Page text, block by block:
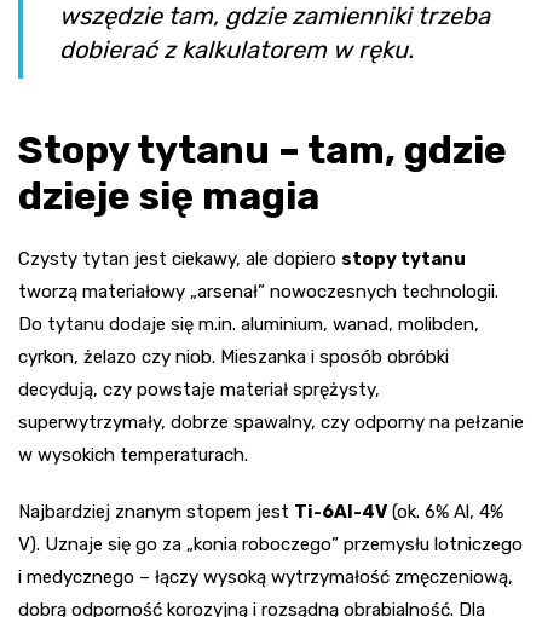
wszędzie tam, gdzie zamienniki trzeba
dobierać z kalkulatorem w ręku.
Stopy tytanu – tam, gdzie
dzieje się magia
Czysty tytan jest ciekawy, ale dopiero stopy tytanu
tworzą materiałowy „arsenał” nowoczesnych technologii.
Do tytanu dodaje się m.in. aluminium, wanad, molibden,
cyrkon, żelazo czy niob. Mieszanka i sposób obróbki
decydują, czy powstaje materiał sprężysty,
superwytrzymały, dobrze spawalny, czy odporny na pełzanie
w wysokich temperaturach.
Najbardziej znanym stopem jest Ti-6Al-4V (ok. 6% Al, 4%
V). Uznaje się go za „konia roboczego” przemysłu lotniczego
i medycznego – łączy wysoką wytrzymałość zmęczeniową,
dobrą odporność korozyjną i rozsądną obrabialność. Dla